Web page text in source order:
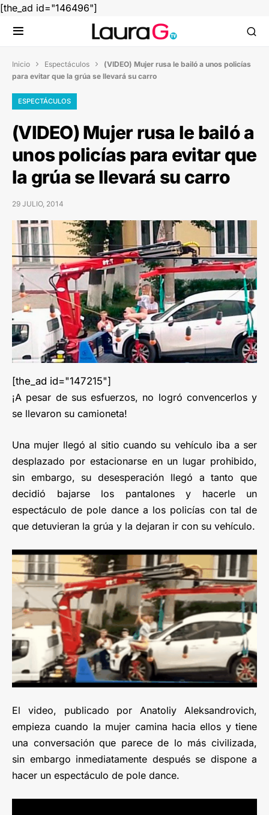
[the_ad id="146496"]
Inicio  Espectáculos  (VIDEO) Mujer rusa le bailó a unos policías
para evitar que la grúa se llevará su carro
ESPECTÁCULOS
(VIDEO) Mujer rusa le bailó a
unos policías para evitar que
la grúa se llevará su carro
29 JULIO, 2014
[the_ad id="147215"]
¡A pesar de sus esfuerzos, no logró convencerlos y
se llevaron su camioneta!
Una mujer llegó al sitio cuando su vehículo iba a ser
desplazado por estacionarse en un lugar prohibido,
sin embargo, su desesperación llegó a tanto que
decidió bajarse los pantalones y hacerle un
espectáculo de pole dance a los policías con tal de
que detuvieran la grúa y la dejaran ir con su vehículo.
El video, publicado por Anatoliy Aleksandrovich,
empieza cuando la mujer camina hacia ellos y tiene
una conversación que parece de lo más civilizada,
sin embargo inmediatamente después se dispone a
hacer un espectáculo de pole dance.